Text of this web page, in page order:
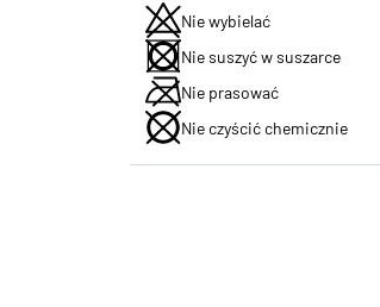
Nie wybielać
Nie suszyć w suszarce
Nie prasować
Nie czyścić chemicznie